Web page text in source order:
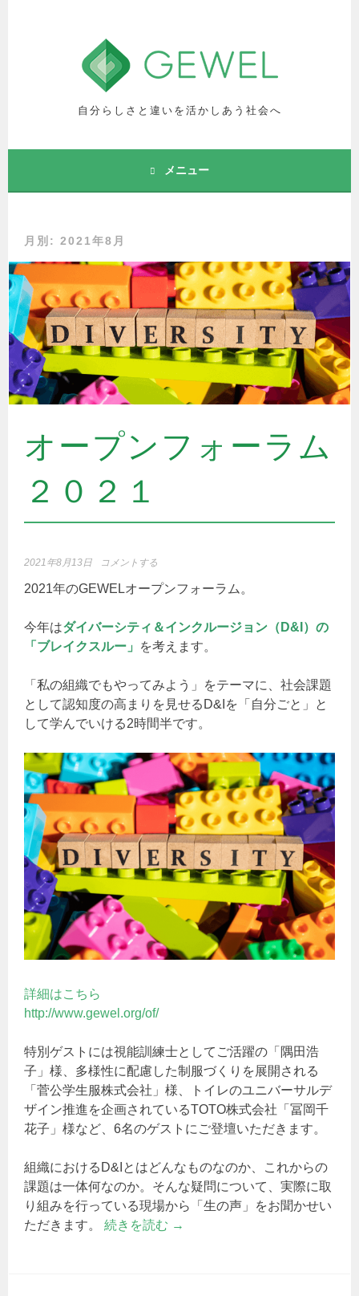
自分らしさと違いを活かしあう社会へ
メニュー
月別: 2021年8月
オープンフォーラム
２０２１
2021年8月13日 コメントする
2021年のGEWELオープンフォーラム。
今年はダイバーシティ＆インクルージョン（D&I）の
「ブレイクスルー」 を考えます。
「私の組織でもやってみよう」をテーマに、社会課題
として認知度の高まりを見せるD&Iを「自分ごと」と
して学んでいける2時間半です。
詳細はこちら
http://www.gewel.org/of/
特別ゲストには視能訓練士としてご活躍の「隅田浩
子」様、多様性に配慮した制服づくりを展開される
「菅公学生服株式会社」様、トイレのユニバーサルデ
ザイン推進を企画されているTOTO株式会社「冨岡千
花子」様など、6名のゲストにご登壇いただきます。
組織におけるD&Iとはどんなものなのか、これからの
課題は一体何なのか。そんな疑問について、実際に取
り組みを行っている現場から「生の声」をお聞かせい
ただきます。
続きを読む →